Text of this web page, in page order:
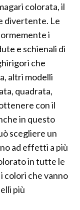
colorata, il
divertente. Le
i
e schienali di
che
altri modelli
quadrata,
con il
in questo
scegliere un
ad effetti a più
in tutte le
colori che vanno
più